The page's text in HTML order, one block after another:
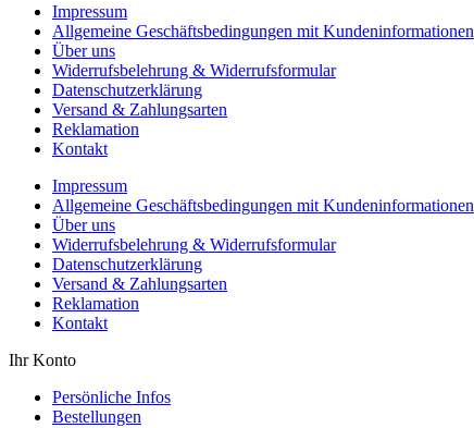
Impressum
Allgemeine Geschäftsbedingungen mit Kundeninformationen
Über uns
Widerrufsbelehrung & Widerrufsformular
Datenschutzerklärung
Versand & Zahlungsarten
Reklamation
Kontakt
Impressum
Allgemeine Geschäftsbedingungen mit Kundeninformationen
Über uns
Widerrufsbelehrung & Widerrufsformular
Datenschutzerklärung
Versand & Zahlungsarten
Reklamation
Kontakt
Ihr Konto
Persönliche Infos
Bestellungen